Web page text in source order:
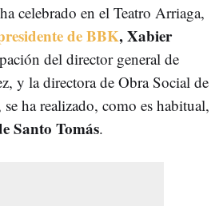
celebrado en el Teatro Arriaga,
de BBK, Xabier
del director general de
y la directora de Obra Social de
ha realizado, como es habitual,
Santo Tomás.